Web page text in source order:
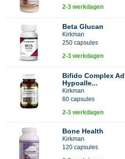
2-3 werkdagen
Beta Glucan
Kirkman
250 capsules
2-3 werkdagen
Bifido Complex
Hypoalle...
Kirkman
60 capsules
2-3 werkdagen
Bone Health
Kirkman
120 capsules